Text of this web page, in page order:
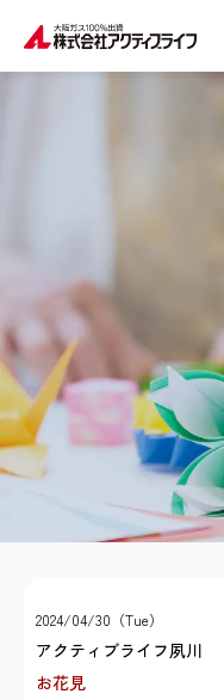
2024/04/30（Tue）
アクティブライフ夙川
お花見